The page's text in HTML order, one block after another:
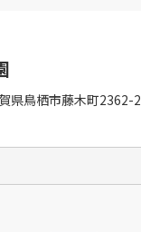
県鳥栖市藤木町2362-2